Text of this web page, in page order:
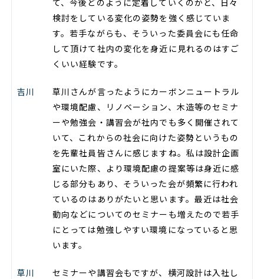
検討をしている変化の姿勢を強く感じていま
す。若手ながらも、そういった委員会にも任命
して頂けて社内の変化を身近に見れるのはすご
くいい経験です。
吉川
草川さんが言ったようにカーボンニュートラル
や環境配慮、リノベーション、木造等のセミナ
ーや勉強会・講習会が社内でも多く開催されて
いて、これからの社会に向けた姿勢というもの
を先輩社員皆さんに感じますね。私は設計企画
室にいた際、より環境配慮の提案等は身近に感
じる部分もあり、そういった会が頻繁に行われ
ているのはありがたいと思います。最近は社会
動向などについてのセミナーも増えたので若手
にとっては勉強しやすい環境になっていると思
います。
草川
セミナーや講習会もですが、横河設計は入社し